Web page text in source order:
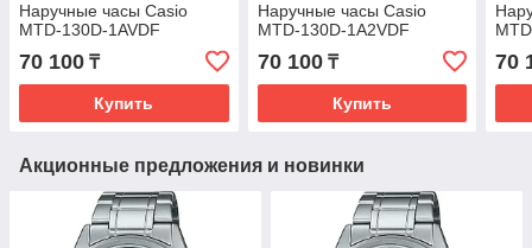
Наручные часы Casio
MTD-130D-1AVDF
70 100 ₸
Купить
Наручные часы Casio
MTD-130D-1A2VDF
70 100₸
Купить
70
Акционные предложения и новинки